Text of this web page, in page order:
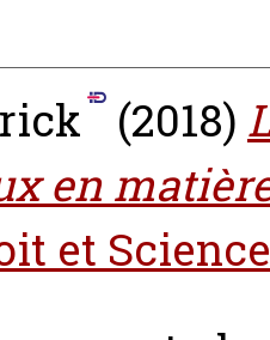
(2018)
en
et